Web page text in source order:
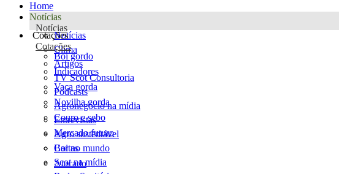
Home
Notícias
Notícias
Notícias
Clima
Artigos
TV Scot Consultoria
Podcasts
Agronegócio na mídia
Entrevistas
Agro sustentável
Cartas
Scot na mídia
Cotações
Cotações
Boi gordo
Indicadores
Vaca gorda
Novilha gorda
Couro e sebo
Mercado futuro
Boi no mundo
Atacado